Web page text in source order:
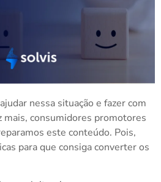
nessa situação e fazer com
mais, consumidores promotores
este conteúdo. Pois,
para que consiga converter os